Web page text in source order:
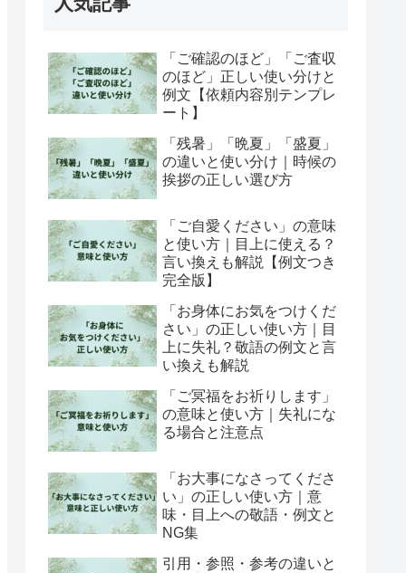
「ご確認のほど」「ご査収
のほど」正しい使い分けと
例文【依頼内容別テンプレ
ート】
「残暑」「晩夏」「盛夏」
の違いと使い分け｜時候の
挨拶の正しい選び方
「ご自愛ください」の意味
と使い方｜目上に使える？
言い換えも解説【例文つき
完全版】
「お身体にお気をつけくだ
さい」の正しい使い方｜目
上に失礼？敬語の例文と言
い換えも解説
「ご冥福をお祈りします」
の意味と使い方｜失礼にな
る場合と注意点
「お大事になさってくださ
い」の正しい使い方｜意
味・目上への敬語・例文と
NG集
引用・参照・参考の違いと